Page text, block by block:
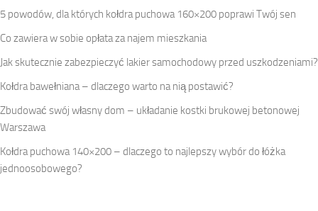
5 powodów, dla których kołdra puchowa 160×200 poprawi Twój sen
Co zawiera w sobie opłata za najem mieszkania
Jak skutecznie zabezpieczyć lakier samochodowy przed uszkodzeniami?
Kołdra bawełniana – dlaczego warto na nią postawić?
Zbudować swój własny dom – układanie kostki brukowej betonowej
Warszawa
Kołdra puchowa 140×200 – dlaczego to najlepszy wybór do łóżka
jednoosobowego?